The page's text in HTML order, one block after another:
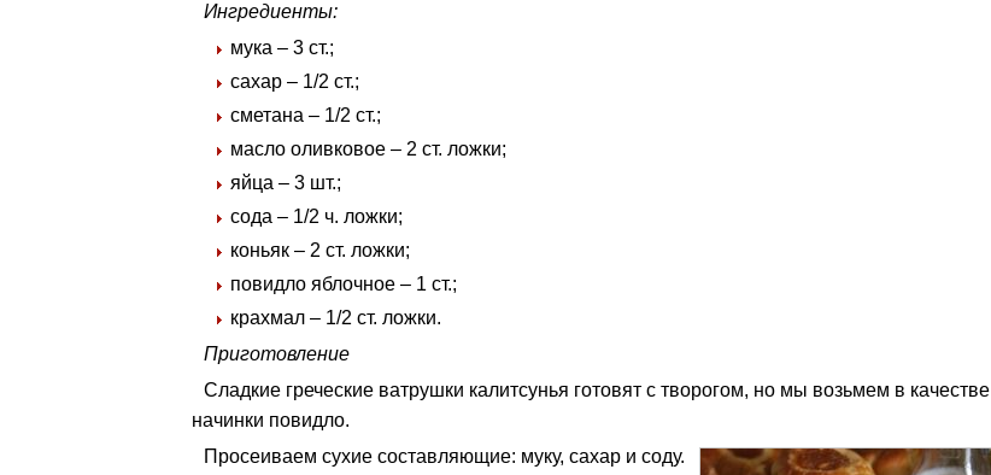
Ингредиенты:
мука – 3 ст.;
сахар – 1/2 ст.;
сметана – 1/2 ст.;
масло оливковое – 2 ст. ложки;
яйца – 3 шт.;
сода – 1/2 ч. ложки;
коньяк – 2 ст. ложки;
повидло яблочное – 1 ст.;
крахмал – 1/2 ст. ложки.
Приготовление
Сладкие греческие ватрушки калитсунья готовят с творогом, но мы возьмем в качестве
начинки повидло.
Просеиваем сухие составляющие: муку, сахар и соду.